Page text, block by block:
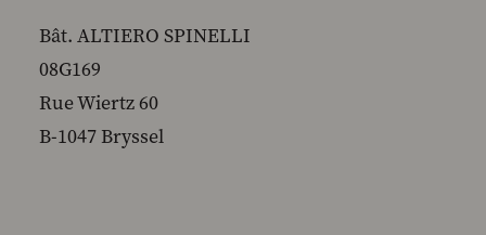
Bât. ALTIERO SPINELLI
08G169
Rue Wiertz 60
B-1047 Bryssel